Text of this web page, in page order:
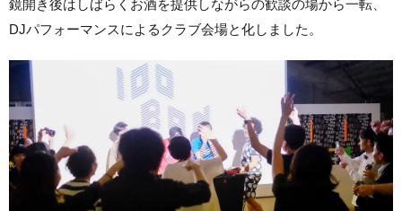
鏡開き後はしばらくお酒を提供しながらの歓談の場から一転、
DJパフォーマンスによるクラブ会場と化しました。